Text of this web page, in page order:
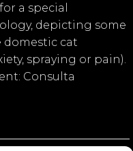
a special
depicting some
cat
spraying or pain).
Consulta